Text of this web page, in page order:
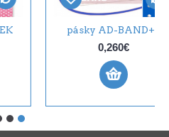
pásky AD-BAND++
0,260€